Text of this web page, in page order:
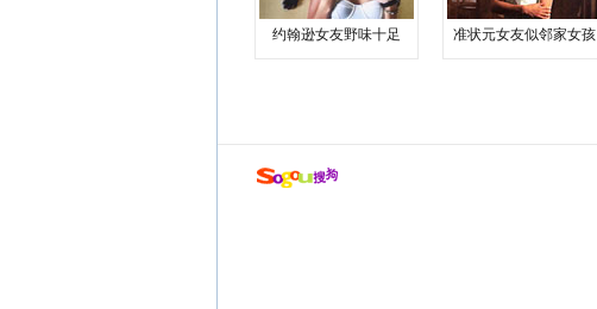
约翰逊女友野味十足 准状元女友似邻家女孩